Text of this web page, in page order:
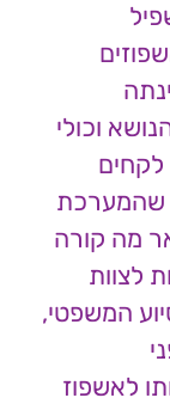
וכולי
לקחים
שהמערכת
מה קורה
לצוות
המשפטי,
לאשפוז